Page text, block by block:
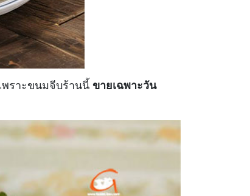
พราะขนมจีบร้านนี้ ขายเฉพาะวัน